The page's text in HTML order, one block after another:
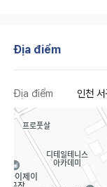
Địa điểm
Địa điểm 인천